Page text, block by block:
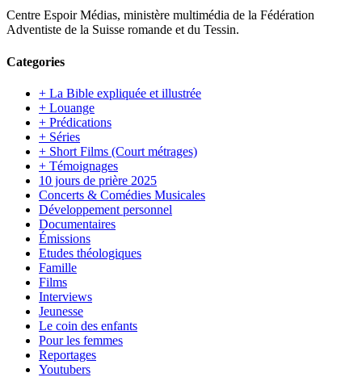
Centre Espoir Médias, ministère multimédia de la Fédération
Adventiste de la Suisse romande et du Tessin.
Categories
+ La Bible expliquée et illustrée
+ Louange
+ Prédications
+ Séries
+ Short Films (Court métrages)
+ Témoignages
10 jours de prière 2025
Concerts & Comédies Musicales
Développement personnel
Documentaires
Émissions
Etudes théologiques
Famille
Films
Interviews
Jeunesse
Le coin des enfants
Pour les femmes
Reportages
Youtubers